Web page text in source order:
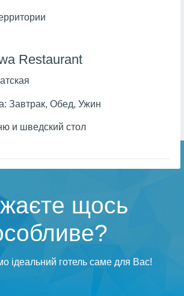
Restaurant
Завтрак, Обед, Ужин
и шведский стол
щось
ідеальний готель саме для Вас!